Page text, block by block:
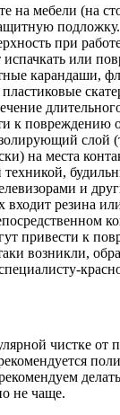
на мебели (на
подложку.
при
или
карандаши,
к повреждению
слой
на места
и
входит резина
привести к
возникли,
чистке от
не чаще.